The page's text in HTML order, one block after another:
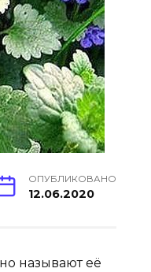
ОПУБЛИКОВАНО
12.06.2020
называют её